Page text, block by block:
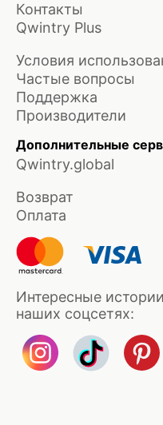
Контакты
Qwintry Plus
Условия
Частые вопросы
Поддержка
Производители
Дополнительные
Qwintry.global
Возврат
Оплата
Интересные
наших соцсетях: